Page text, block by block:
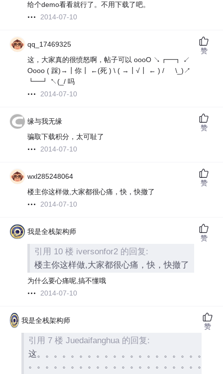
给个demo看看就行了。不用下载了吧。
2014-07-10
qq_17469325
这，大家真的很愤怒啊，帖子可以 oooO ↘┏━┓ ↙
Oooo ( 踩)→┃你┃ ←(死 ) \ ( →┃√┃ ← ) / \_)↗
┗━┛ ↖(_/ 吗
2014-07-10
赞
缘与我无缘
骗取下载积分，太可耻了
2014-07-10
赞
wxl285248064
楼主你这样做,大家都很心痛，快，快撤了
2014-07-10
赞
我是全栈架构师
引用 10 楼 iversonfor2 的回复:
楼主你这样做,大家都很心痛，快，快撤了
为什么要心痛呢,搞不懂哦
2014-07-10
赞
我是全栈架构师
引用 7 楼 Juedaifanghua 的回复:
这。。。。。。。。。。。。。。。。。。。。。
。。。。。。。。。。。。。。。。。。。。。。
赞